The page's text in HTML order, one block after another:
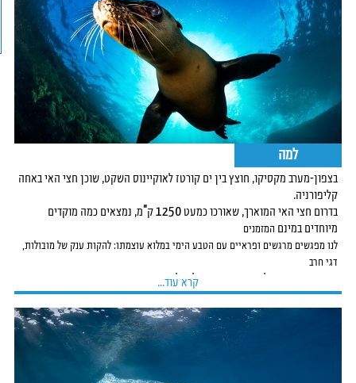
למה
בצפון-מערב מקסיקו, חוצץ בין ים קורטז לאוקיינוס השקט, שוכן חצי האי באחה
קליפורניה.
בדרום חצי האי המוארך, שאורכו כמעט 1250 ק"מ, נמצאים כמה מוקדים
מיוחדים במינם המזמנים
לנו מפגשים מרגשים ופראיים עם הטבע הימי במלוא עוצמתו: להקות ענק של מובולות,
דגי חרב
מפוספסים צדים להקות עצומות של מיליוני סרדינים כסופים מנצנצים באור
השמש, מספר מיני
לוויתנים כמו אורקות ולוויתנים אפורים, להקות ענק של דולפינים שובבים ועוד
מפרץ מגדלנה בצד הפסיפי של חצי האי, לה ונטנה (דרום לה פז) בים קורטז, וכמובן
קרא עוד...